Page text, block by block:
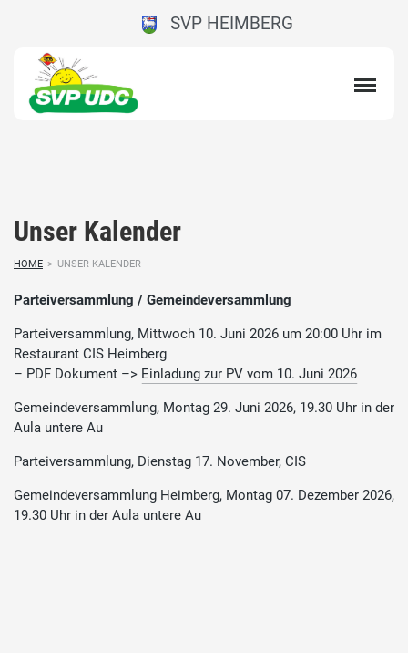
SVP HEIMBERG
Unser Kalender
HOME > UNSER KALENDER
Parteiversammlung / Gemeindeversammlung
Parteiversammlung, Mittwoch 10. Juni 2026 um 20:00 Uhr im
Restaurant CIS Heimberg
– PDF Dokument –> Einladung zur PV vom 10. Juni 2026
Gemeindeversammlung, Montag 29. Juni 2026, 19.30 Uhr in der
Aula untere Au
Parteiversammlung, Dienstag 17. November, CIS
Gemeindeversammlung Heimberg, Montag 07. Dezember 2026,
19.30 Uhr in der Aula untere Au